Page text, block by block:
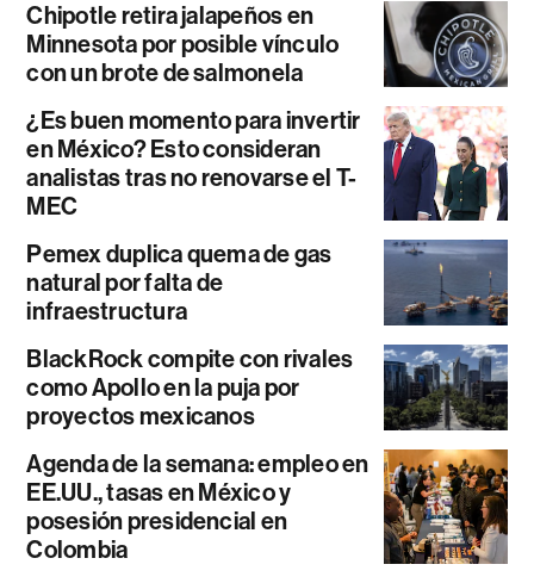
Chipotle retira jalapeños en
Minnesota por posible vínculo
con un brote de salmonela
¿Es buen momento para invertir
en México? Esto consideran
analistas tras no renovarse el T-
MEC
Pemex duplica quema de gas
natural por falta de
infraestructura
BlackRock compite con rivales
como Apollo en la puja por
proyectos mexicanos
Agenda de la semana: empleo en
EE.UU., tasas en México y
posesión presidencial en
Colombia